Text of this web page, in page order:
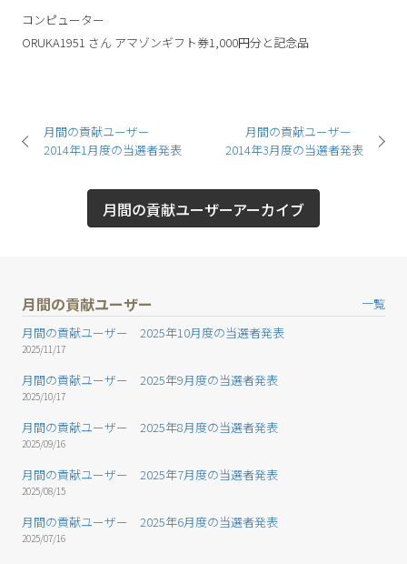
コンピューター
ORUKA1951 さん アマゾンギフト券1,000円分と記念品
月間の貢献ユーザー
2014年1月度の当選者発表
月間の貢献ユーザー
2014年3月度の当選者発表
月間の貢献ユーザーアーカイブ
月間の貢献ユーザー
一覧
月間の貢献ユーザー 2025年10月度の当選者発表
2025/11/17
月間の貢献ユーザー 2025年9月度の当選者発表
2025/10/17
月間の貢献ユーザー 2025年8月度の当選者発表
2025/09/16
月間の貢献ユーザー 2025年7月度の当選者発表
2025/08/15
月間の貢献ユーザー 2025年6月度の当選者発表
2025/07/16